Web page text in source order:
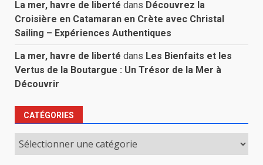
La mer, havre de liberté dans Découvrez la
Croisière en Catamaran en Crète avec Christal
Sailing – Expériences Authentiques
La mer, havre de liberté dans Les Bienfaits et les
Vertus de la Boutargue : Un Trésor de la Mer à
Découvrir
CATÉGORIES
Catégories